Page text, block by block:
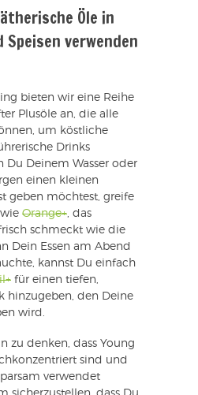
Öle in
Speisen verwenden
bieten wir eine Reihe
Plusöle an, die alle
um köstliche
Drinks
Du Deinem Wasser oder
einen kleinen
geben möchtest, greife
Orange+, das
schmeckt wie die
Dein Essen am Abend
kannst Du einfach
für einen tiefen,
hinzugeben, den Deine
wird.
zu denken, dass Young
sind und
verwendet